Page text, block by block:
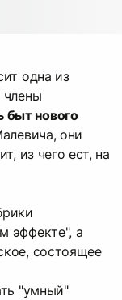
одна из
члены
быт нового
они
из чего ест, на
эффекте", а
состоящее
"умный"